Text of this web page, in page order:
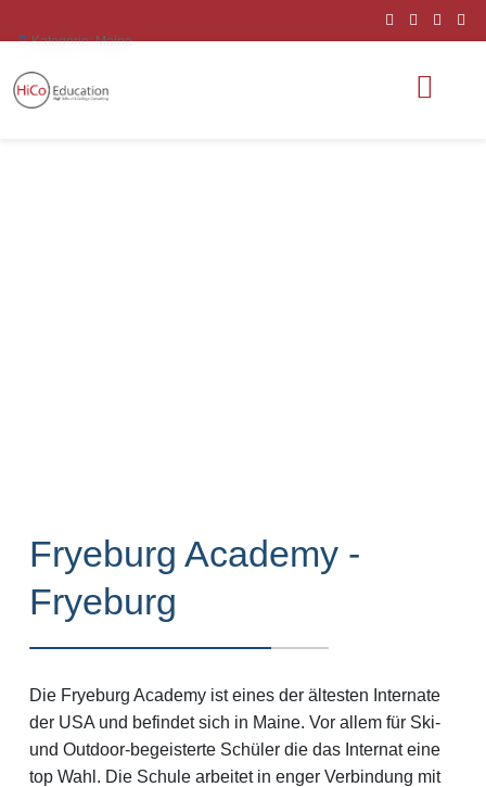
Kategorie:Maine
Fryeburg Academy -
Fryeburg
Die Fryeburg Academy ist eines der ältesten Internate
der USA und befindet sich in Maine. Vor allem für Ski-
und Outdoor-begeisterte Schüler die das Internat eine
top Wahl. Die Schule arbeitet in enger Verbindung mit